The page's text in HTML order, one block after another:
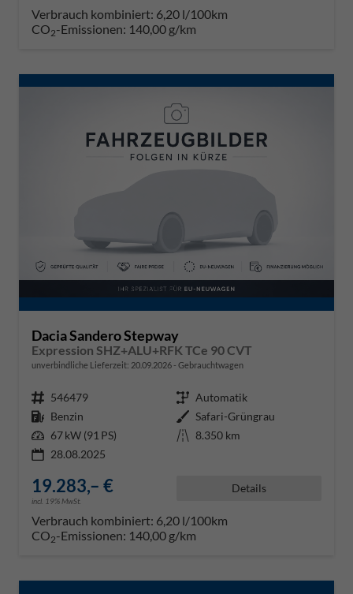
Verbrauch kombiniert: 6,20 l/100km
CO2-Emissionen: 140,00 g/km
Dacia Sandero Stepway
Expression SHZ+ALU+RFK TCe 90 CVT
unverbindliche Lieferzeit: 20.09.2026 Gebrauchtwagen
Fahrzeugnr. 546479 Getriebe Automatik
Kraftstoff Benzin Außenfarbe Safari-Grüngrau
Leistung 67 kW (91 PS) Kilometerstand 8.350 km
28.08.2025
19.283,– €
incl. 19% MwSt.
Details
Verbrauch kombiniert: 6,20 l/100km
CO2-Emissionen: 140,00 g/km